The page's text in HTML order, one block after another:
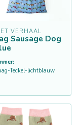
VERHAAL
Sausage Dog
Teckel-lichtblauw